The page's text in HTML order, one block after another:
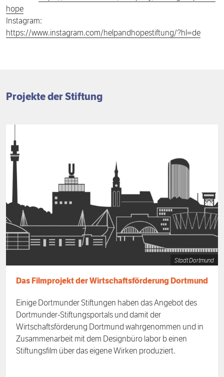
hope
Instagram:
https://www.instagram.com/helpandhopestiftung/?hl=de
Projekte der Stiftung
Stadt Dortmund
Das Filmprojekt der Wirtschaftsförderung Dortmund
Einige Dortmunder Stiftungen haben das Angebot des
Dortmunder-Stiftungsportals und damit der
Wirtschaftsförderung Dortmund wahrgenommen und in
Zusammenarbeit mit dem Designbüro labor b einen
Stiftungsfilm über das eigene Wirken produziert.